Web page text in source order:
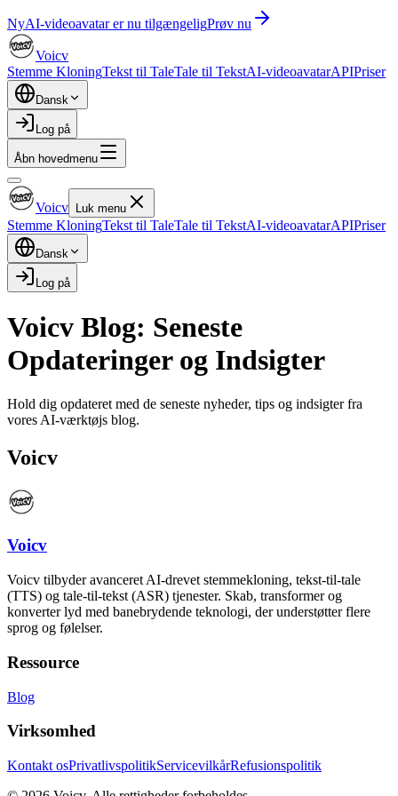
NyAI-videoavatar er nu tilgængeligPrøv nu
Voicv
Stemme KloningTekst til TaleTale til TekstAI-videoavatarAPIPriser
Dansk
Log på
Åbn hovedmenu
Voicv Luk menu
Stemme KloningTekst til TaleTale til TekstAI-videoavatarAPIPriser
Dansk
Log på
Voicv Blog: Seneste
Opdateringer og Indsigter
Hold dig opdateret med de seneste nyheder, tips og indsigter fra
vores AI-værktøjs blog.
Voicv
Voicv
Voicv tilbyder avanceret AI-drevet stemmekloning, tekst-til-tale
(TTS) og tale-til-tekst (ASR) tjenester. Skab, transformer og
konverter lyd med banebrydende teknologi, der understøtter flere
sprog og følelser.
Ressource
Blog
Virksomhed
Kontakt osPrivatlivspolitikServicevilkårRefusionspolitik